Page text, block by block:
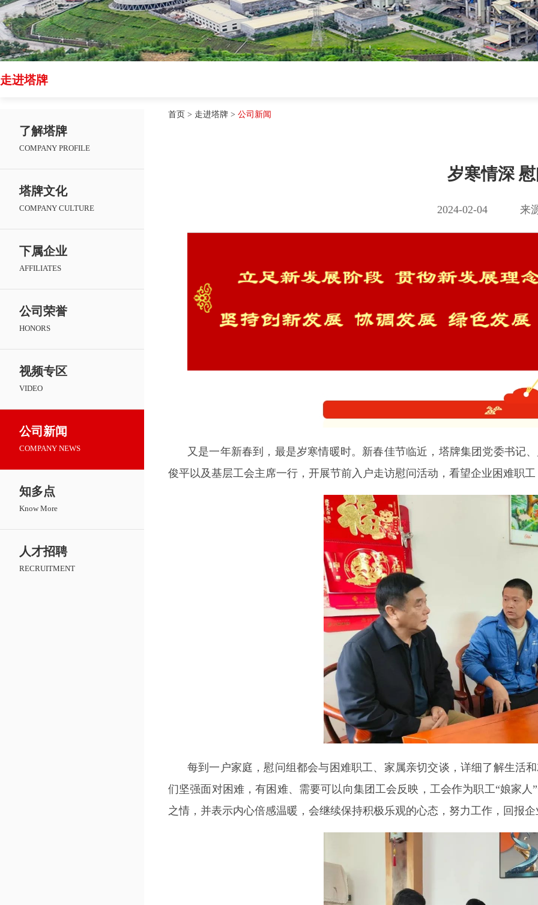
走进塔牌
了解塔牌
COMPANY PROFILE
塔牌文化
COMPANY CULTURE
下属企业
AFFILIATES
公司荣誉
HONORS
视频专区
VIDEO
公司新闻
COMPANY NEWS
知多点
Know More
人才招聘
RECRUITMENT
首页 > 走进塔牌 > 公司新闻
岁寒情深
2024-02-04 来
又是一年新春到，最是岁寒情暖时。 新春佳节临近，塔牌集团党委书记
俊平以及基层工会主席一行，开展节前入户走访慰问活动，看望企业困难职
每到一户家庭，慰问组都会与困难职工、家属亲切交谈，详细了解生活
们坚强面对困难，有困难、需要可以向集团工会反映，工会作为职工“娘家
之情，并表示内心倍感温暖，会继续保持积极乐观的心态，努力工作，回报